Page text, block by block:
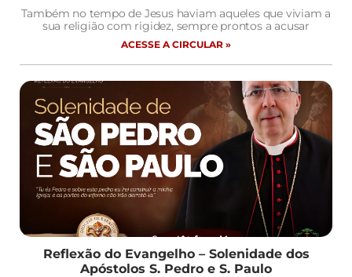
Também no tempo de Jesus haviam aqueles que viviam a
sua religião com rigidez, sempre prontos a acusar
ACESSE A CIRCULAR »
Reflexão do Evangelho – Solenidade dos
Apóstolos S. Pedro e S. Paulo